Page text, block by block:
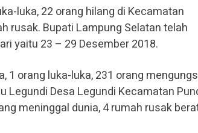
luka, 22 orang hilang di Kecamatan
rusak. Bupati Lampung Selatan telah
yaitu 23 – 29 Desember 2018.
1 orang luka-luka, 231 orang
Legundi Desa Legundi Kecamatan
meninggal dunia, 4 rumah rusak